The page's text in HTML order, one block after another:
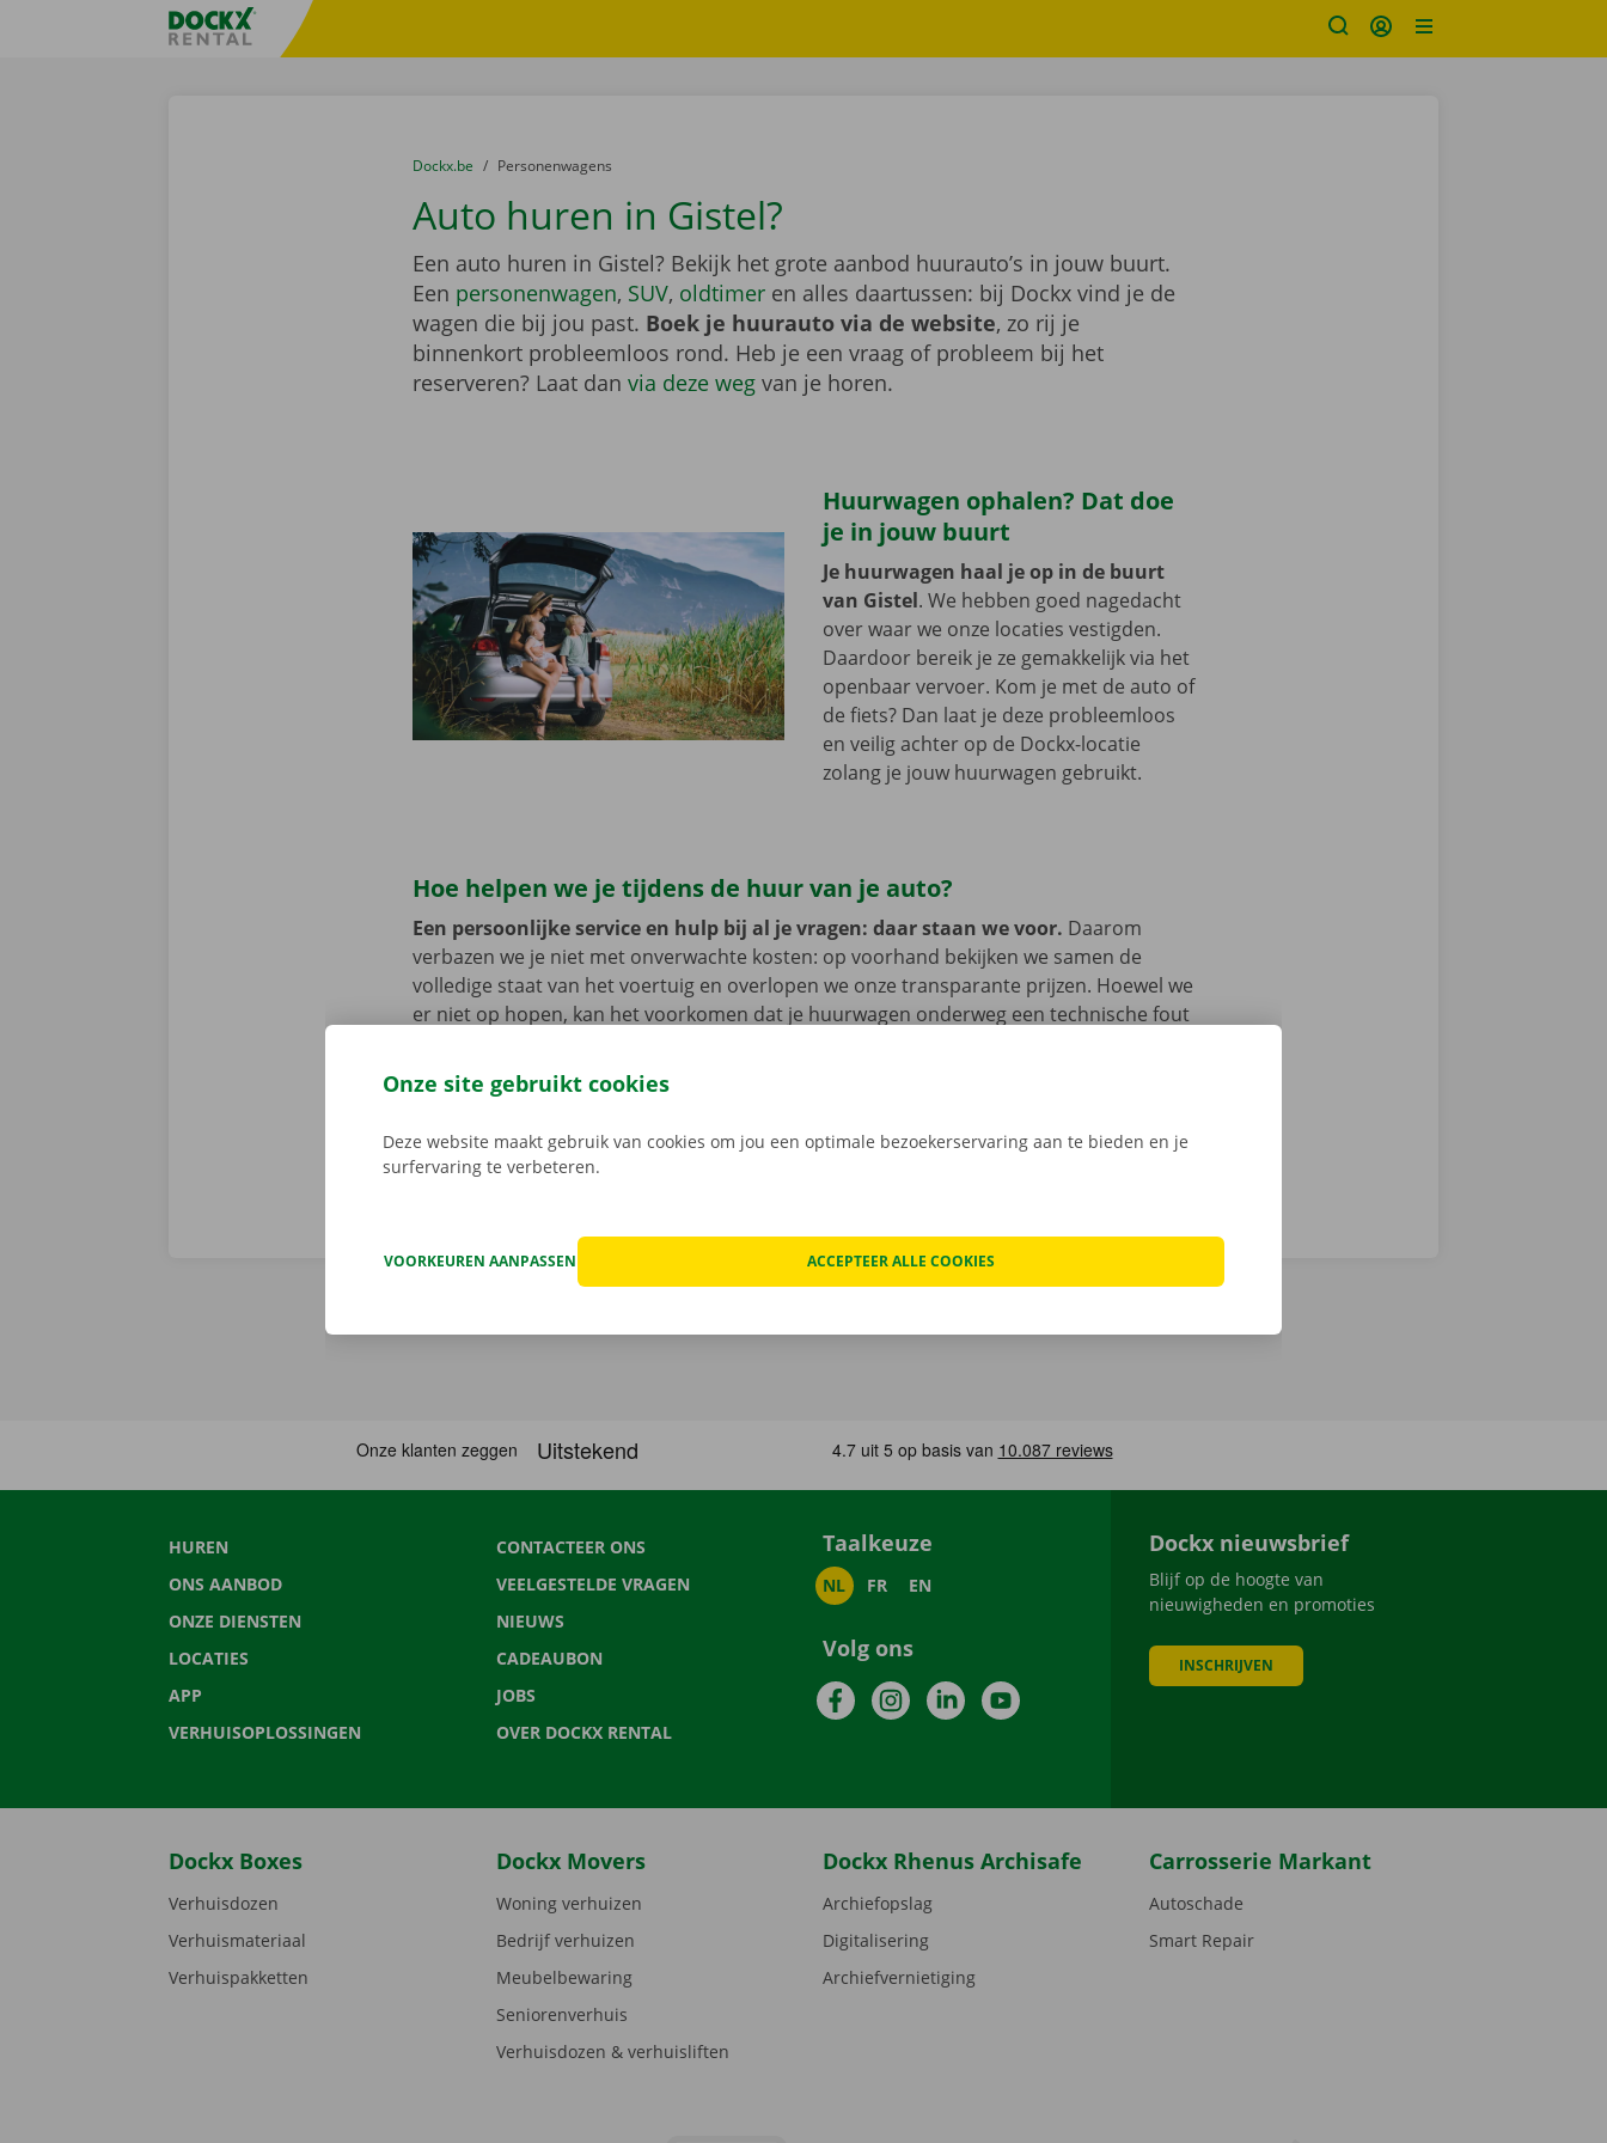
Taalselectie overslaanFratello DEMO
U bevindt zich hier:
van
Dockx.be naar
Personenwagens
Auto huren in Gistel?
Een auto huren in Gistel? Bekijk het grote aanbod huurauto’s in jouw buurt.
Een personenwagen, SUV, oldtimeren alles daartussen: bij Dockx vind je de
wagen die bij jou past. Boek je huurauto via de website, zo rij je
binnenkort probleemloos rond. Heb je een vraag of probleem bij het
reserveren? Laat dan via deze wegvan je horen.
Huurwagen ophalen? Dat doe
je in jouw buurt
Je huurwagen haal je op in de buurt
van Gistel. We hebben goed nagedacht
over waar we onze locaties vestigden.
Daardoor bereik je ze gemakkelijk via het
openbaar vervoer. Kom je met de auto of
de fiets? Dan laat je deze probleemloos
en veilig achter op de Dockx-locatie
zolang je jouw huurwagen gebruikt.
Hoe helpen we je tijdens de huur van je auto?
Een persoonlijke service en hulp bij al je vragen: daar staan we voor. Daarom
verbazen we je niet met onverwachte kosten: op voorhand bekijken we samen de
volledige staat van het voertuig en overlopen we onze transparante prijzen. Hoewel we
er niet op hopen, kan het voorkomen dat je huurwagen onderweg een technische fout
Europa. Zo vertrek je zorgeloos op pad met je huurauto.
HUREN
ONS AANBOD
ONZE DIENSTEN
LOCATIES
APP
VERHUISOPLOSSINGEN
CONTACTEER ONS
VEELGESTELDE VRAGEN
NIEUWS
CADEAUBON
JOBS
OVER DOCKX RENTAL
Taalkeuze
NL FR EN
Volg ons
FacebookInstagramLinkedInYouTube
Dockx nieuwsbrief
Blijf op de hoogte van
nieuwigheden en promoties
INSCHRIJVEN
Dockx Boxes
Verhuisdozen
Verhuismateriaal
Verhuispakketten
Dockx Movers
Woning verhuizen
Bedrijf verhuizen
Meubelbewaring
Seniorenverhuis
Verhuisdozen & verhuisliften
Dockx Rhenus Archisafe
Archiefopslag
Digitalisering
Archiefvernietiging
Carrosserie Markant
Autoschade
Smart Repair
Onze site gebruikt cookies
Deze website maakt gebruik van cookies om jou een optimale bezoekerservaring aan te bieden en je
surfervaring te verbeteren.
VOORKEUREN AANPASSEN ACCEPTEER ALLE COOKIES